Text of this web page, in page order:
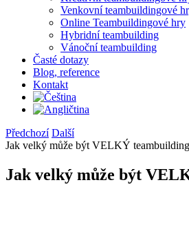
Venkovní teambuildingové
Online Teambuildingové hry
Hybridní teambuilding
Vánoční teambuilding
Časté dotazy
Blog, reference
Kontakt
Předchozí Další
Jak velký může být VELKÝ
Jak velký může být